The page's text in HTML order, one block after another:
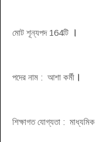
মোট শূন্যপদ 164টি ।
পদের নাম : আশা কর্মী ।
শিক্ষাগত যোগ্যতা :